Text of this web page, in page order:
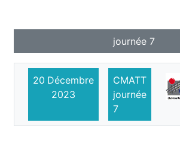
journée 7
20 Décembre
2023
CMATT
journée
7